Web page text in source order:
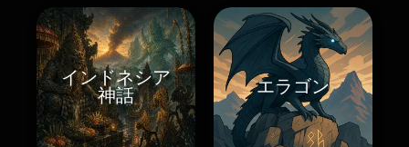
インドネシア
神話
エラゴン